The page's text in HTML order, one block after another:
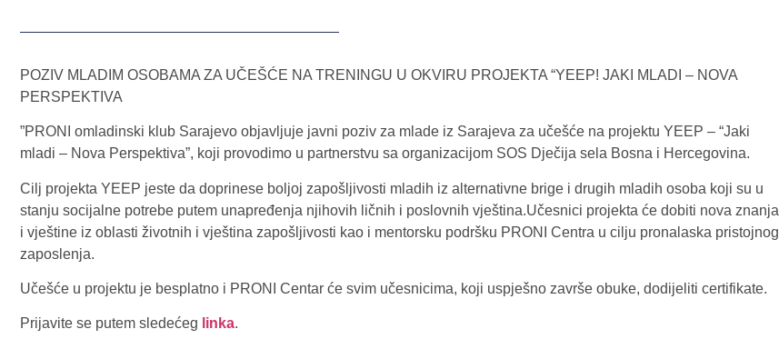
POZIV MLADIM OSOBAMA ZA UČEŠĆE NA TRENINGU U OKVIRU PROJEKTA “YEEP! JAKI MLADI – NOVA
PERSPEKTIVA
”PRONI omladinski klub Sarajevo objavljuje javni poziv za mlade iz Sarajeva za učešće na projektu YEEP – “Jaki
mladi – Nova Perspektiva”, koji provodimo u partnerstvu sa organizacijom SOS Dječija sela Bosna i Hercegovina.
Cilj projekta YEEP jeste da doprinese boljoj zapošljivosti mladih iz alternativne brige i drugih mladih osoba koji su u
stanju socijalne potrebe putem unapređenja njihovih ličnih i poslovnih vještina.Učesnici projekta će dobiti nova znanja
i vještine iz oblasti životnih i vještina zapošljivosti kao i mentorsku podršku PRONI Centra u cilju pronalaska pristojnog
zaposlenja.
Učešće u projektu je besplatno i PRONI Centar će svim učesnicima, koji uspješno završe obuke, dodijeliti certifikate.
Prijavite se putem sledećeg linka.